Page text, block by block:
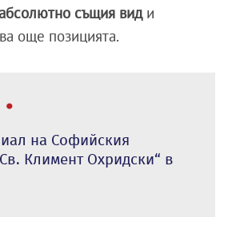
същия види
още позицията.
на Софийския
Климент Охридски“ в